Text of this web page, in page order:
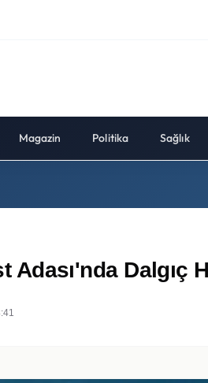
Magazin Politika Sağlık
Adası'nda Dalgıç